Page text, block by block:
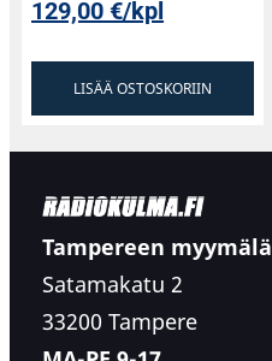
129,00€/kpl
LISÄÄ OSTOSKORIIN
Tampereen myymälä
Satamakatu 2
33200 Tampere